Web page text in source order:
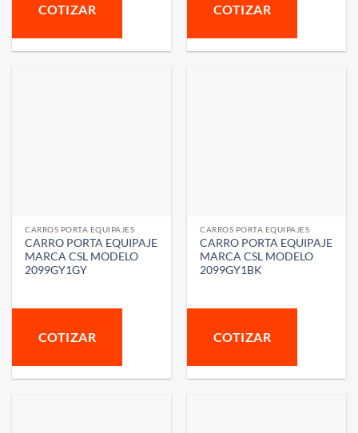
COTIZAR COTIZAR
CARROS PORTA EQUIPAJES
CARRO PORTA EQUIPAJE
MARCA CSL MODELO
2099GY1GY
COTIZAR
CARROS PORTA EQUIPAJES
CARRO PORTA EQUIPAJE
MARCA CSL MODELO
2099GY1BK
COTIZAR